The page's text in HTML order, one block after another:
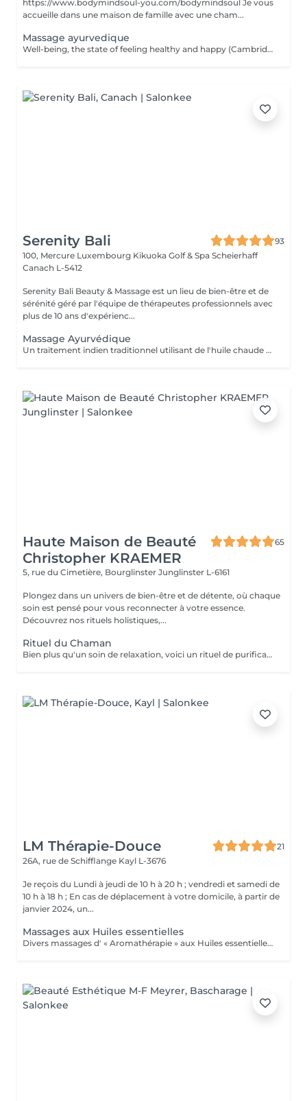
https://www.bodymindsoul-you.com/bodymindsoul Je vous
accueille dans une maison de famille avec une cham...
Massage ayurvedique
Well-being, the state of feeling healthy and happy (Cambridge dictionary) is exactly what you get during the massage. Your body and mind are in agreement. Find a moment of listening, relaxation and the opportunity to refocus and rejuvenate. The massage provokes the release of happiness hormones. The Ayurveda massage finds its roots in India and invites the body to heal itself and create balance between body, mind and spirit, all by getting massaged with hot organic oil. While the oil enters the body with smooth massage techniques, it helps the body to detoxify and release properly. In Ayurveda the science of life a person's health is based on their dosha = a balance of the five elements of the world known as fire, water, earth, space and air. The three doshas: VATA (air & space); PITTA (fire & water); KAPHA ( earth & water). Each person has one dominant dosha based on physical, emotional, mental, and behavioral characteristics. The focus is to bring the energy centers (chakras) in balance by encouraging the elimination of toxins and making the energy in our body flow.
Serenity Bali
93
100, Mercure Luxembourg Kikuoka Golf & Spa Scheierhaff
Canach L-5412
Serenity Bali Beauty & Massage est un lieu de bien-être et de
sérénité géré par l'équipe de thérapeutes professionnels avec
plus de 10 ans d'expérienc...
Massage Ayurvédique
Un traitement indien traditionnel utilisant de l'huile chaude et de longs mouvements de massage fluides pour favoriser une relaxation profonde.
Haute Maison de Beauté
Christopher KRAEMER
65
5, rue du Cimetière, Bourglinster Junglinster L-6161
Plongez dans un univers de bien-être et de détente, où chaque
soin est pensé pour vous reconnecter à votre essence.
Découvrez nos rituels holistiques,...
Rituel du Chaman
Bien plus qu'un soin de relaxation, voici un rituel de purification incroyable. Tous les bienfaits du HeadSpa, de la naturopathie, de la sophrologie et des soins énergétiques, sont réunis dans ce rituel d'exception pour remise à zéro. Nous travaillons toutes les couches du corps humain. Physique, vibratoires, énergétiques etc Ne comprend pas le séchage des cheveux.
LM Thérapie-Douce
21
26A, rue de Schifflange Kayl L-3676
Je reçois du Lundi à jeudi de 10 h à 20 h ; vendredi et samedi de
10 h à 18 h ; En cas de déplacement à votre domicile, à partir de
janvier 2024, un...
Massages aux Huiles essentielles
Divers massages d' « Aromathérapie » aux Huiles essentielles (pour le corps) Ces massages apportent un soulagement immédiat à la tension musculaire, améliorent la circulation sanguine et lymphatique, augmente ses défenses Immunitaires. .Massage détente relax, "Plaisir" .Massage relaxation "Cocoon" .Massage amincissement drainage "Détox" .Massage pour les "douleurs articulaires" (dos-épaules-genoux) .Massage "Réflexe" : soulage courbatures, tendinites et autres douleurs articulaires et musculaires. Conseillé pour les sportifs ! .Massage "Tonic" pour la fatigue nerveuse, l'épuisement, le surmenage, le stress, la déprime, Besoin de Peps, et d'énergie, baisse de libido (tonique générale) ; Système immunitaire affaibli, rhume, antivirale, bronchite, nez bouché, sinusite, Arthrose, hyperthyroidie, fatigue des glandes surrénales... Ce massage est conseillé pour les périodes hivernales !